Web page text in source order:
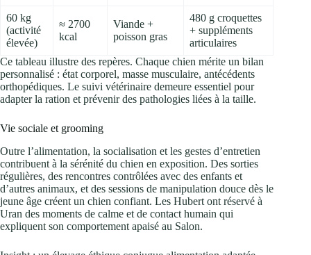
60 kg
(activité
élevée)
≈ 2700
kcal
Viande +
poisson gras
480 g croquettes
+ suppléments
articulaires
Ce tableau illustre des repères. Chaque chien mérite un bilan
personnalisé : état corporel, masse musculaire, antécédents
orthopédiques. Le suivi vétérinaire demeure essentiel pour
adapter la ration et prévenir des pathologies liées à la taille.
Vie sociale et grooming
Outre l’alimentation, la socialisation et les gestes d’entretien
contribuent à la sérénité du chien en exposition. Des sorties
régulières, des rencontres contrôlées avec des enfants et
d’autres animaux, et des sessions de manipulation douce dès le
jeune âge créent un chien confiant. Les Hubert ont réservé à
Uran des moments de calme et de contact humain qui
expliquent son comportement apaisé au Salon.